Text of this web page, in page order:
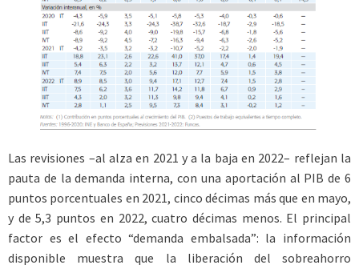
Las revisiones –al alza en 2021 y a la baja en 2022– reflejan la
pauta de la demanda interna, con una aportación al PIB de 6
puntos porcentuales en 2021, cinco décimas más que en mayo,
y de 5,3 puntos en 2022, cuatro décimas menos. El principal
factor es el efecto “demanda embalsada”: la información
disponible muestra que la liberación del sobreahorro